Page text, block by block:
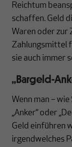
Reichtum
schaffen. Geld
Waren oder zur
Zahlungsmittel
sie auch immer
„Bargeld-
Wenn man –
„Anker“ oder
Geld einführen
irgendwelches